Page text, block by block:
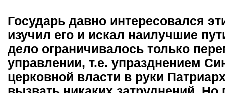
Государь давно интересовался
изучил его и искал наилучшие
дело ограничивалось только
управлении, т.е. упразднением
церковной власти в руки